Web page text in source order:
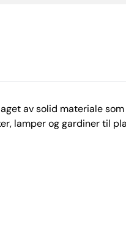
av solid materiale
lamper og gardiner til